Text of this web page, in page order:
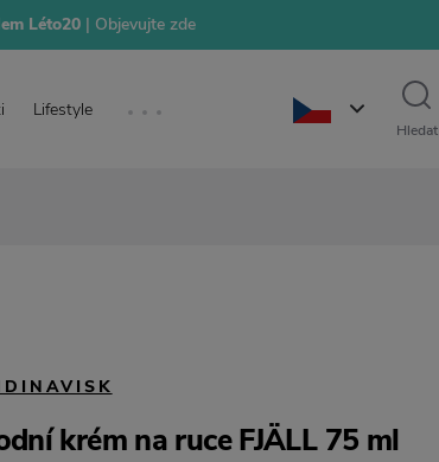
Léto20 | Objevujte zde
Lifestyle
Hledat
krém na ruce FJÄLL 75 ml